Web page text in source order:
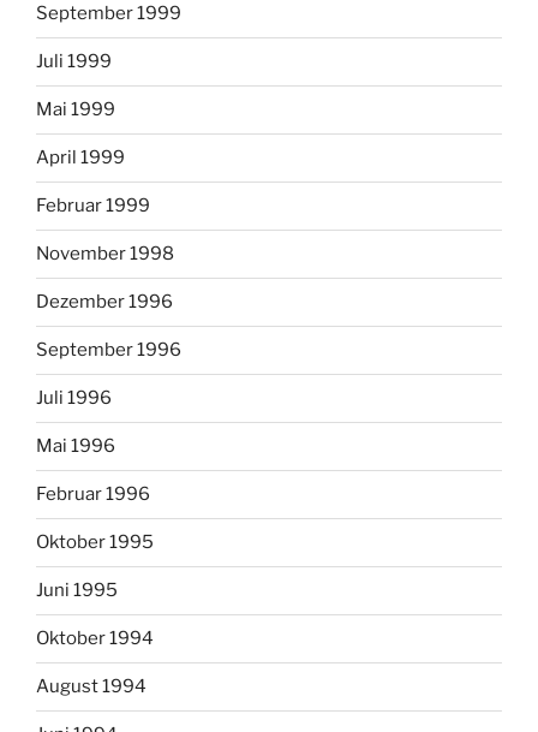
September 1999
Juli 1999
Mai 1999
April 1999
Februar 1999
November 1998
Dezember 1996
September 1996
Juli 1996
Mai 1996
Februar 1996
Oktober 1995
Juni 1995
Oktober 1994
August 1994